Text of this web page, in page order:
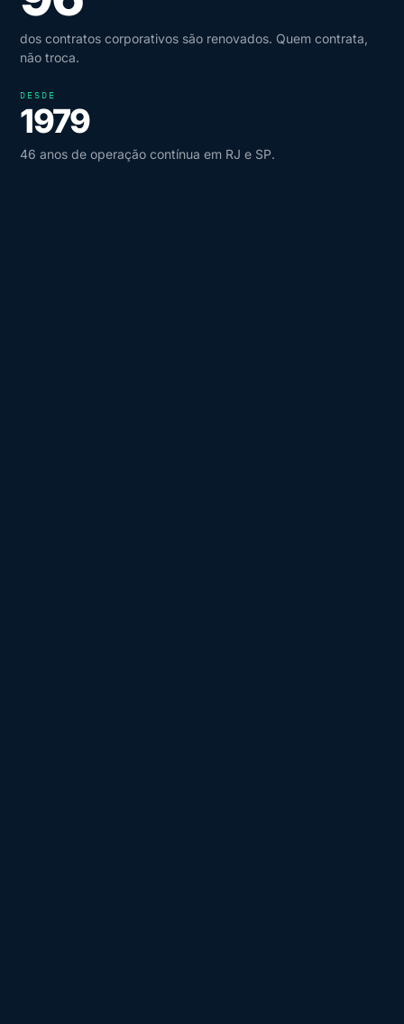
dos contratos corporativos são renovados. Quem contrata,
não troca.
DESDE
1979
46 anos de operação contínua em RJ e SP.